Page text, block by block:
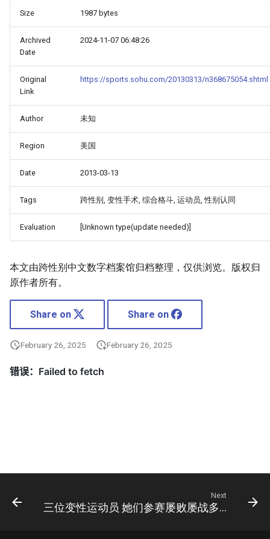
Size 1987 bytes
Archived
Date
2024-11-07 06:48:26
Original
Link
https://sports.sohu.com/20130313/n368675054.shtml
Author 未知
Region 美国
Date 2013-03-13
Tags 跨性别, 变性手术, 综合格斗, 运动员, 性别认同
Evaluation [Unknown type(update needed)]
本文由跨性别中文数字档案馆归档整理，仅供浏览。版权归
原作者所有。
Share on Share on
February 26, 2025 February 26, 2025
Next
三位变性运动员 她们参赛屡败屡战多次遭遇拒绝